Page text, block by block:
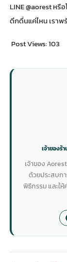
LINE @aorest หรื
ดึกดื่นแค่ไหน เราพ
Post Views:103
เจ้าของร้
เจ้าของ
ด้วยประสบก
พิธีกรรม และใ